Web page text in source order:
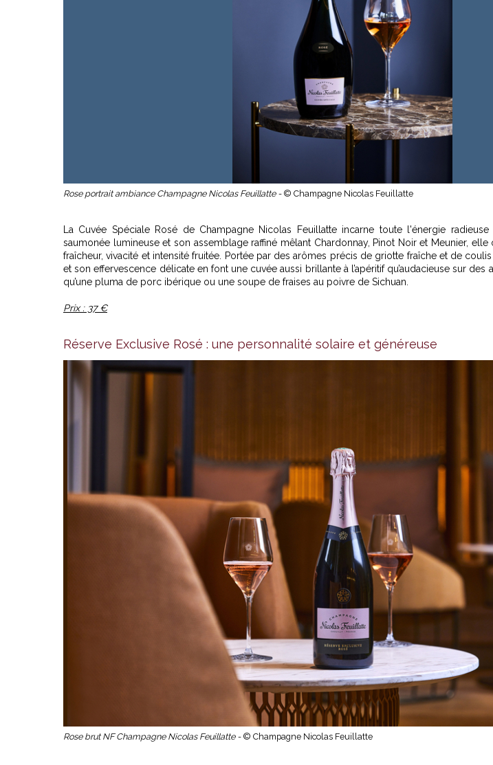
Rose portrait ambiance Champagne Nicolas Feuillatte - © Champagne Nicolas Feuillatte
La Cuvée Spéciale Rosé de Champagne Nicolas Feuillatte incarne toute l'énergie
saumonée lumineuse et son assemblage raffiné mêlant Chardonnay, Pinot Noir et Meunier,
fraîcheur, vivacité et intensité fruitée. Portée par des arômes précis de griotte fraîche et de
et son effervescence délicate en font une cuvée aussi brillante à l’apéritif qu’audacieuse sur
qu’une pluma de porc ibérique ou une soupe de fraises au poivre de Sichuan.
Prix : 37 €
Réserve Exclusive Rosé : une personnalité solaire et généreuse
Rose brut NF Champagne Nicolas Feuillatte - © Champagne Nicolas Feuillatte